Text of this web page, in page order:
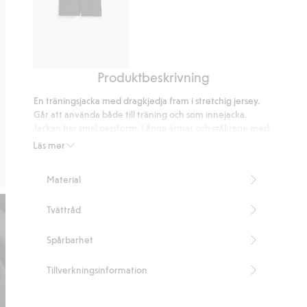
Produktbeskrivning
Läs mer
En träningsjacka med dragkjedja fram i stretchig jersey.
Går att använda både till träning och som innejacka.
dragkedja fram. Fickor med dragkedja.
Dragkedja
ECOVERO™-fibrer
polyester
LENZING™ ECOVERO™ Blend
Material
Tvättråd
Spårbarhet
Tillverkningsinformation